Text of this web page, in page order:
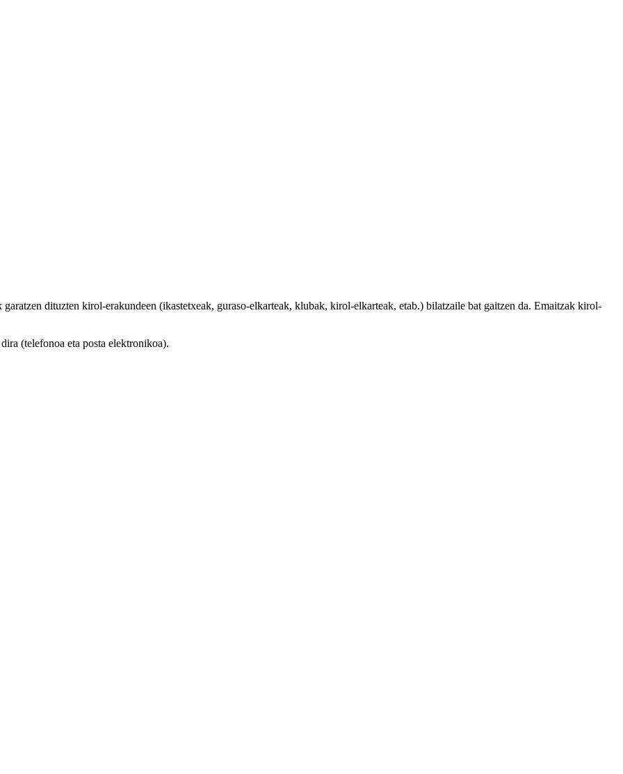
dituzten kirol-erakundeen (ikastetxeak, guraso-elkarteak, klubak, kirol-elkarteak, etab.) bilatzaile bat gaitzen da. Emaitzak kirol-
(telefonoa eta posta elektronikoa).